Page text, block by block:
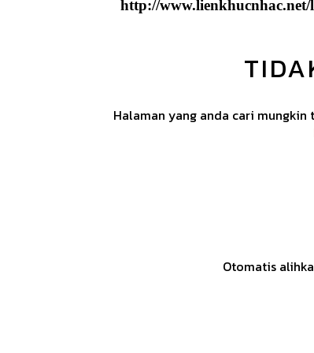
http://
Halaman yang anda cari
Otomatis